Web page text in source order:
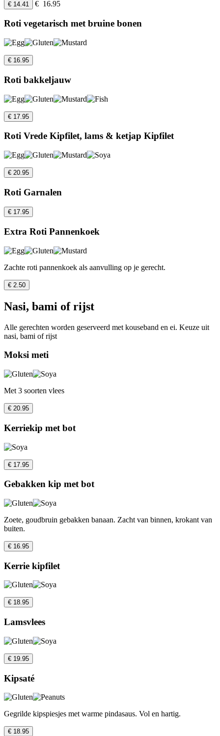
€ 14.41 € 16.95
Roti vegetarisch met bruine bonen
€ 16.95
Roti bakkeljauw
€ 17.95
Roti Vrede Kipfilet, lams & ketjap Kipfilet
€ 20.95
Roti Garnalen
€ 17.95
Extra Roti Pannenkoek
Zachte roti pannenkoek als aanvulling op je gerecht.
€ 2.50
Nasi, bami of rijst
Alle gerechten worden geserveerd met kouseband en ei. Keuze uit
nasi, bami of rijst
Moksi meti
Met 3 soorten vlees
€ 20.95
Kerriekip met bot
€ 17.95
Gebakken kip met bot
Zoete, goudbruin gebakken banaan. Zacht van binnen, krokant van
buiten.
€ 16.95
Kerrie kipfilet
€ 18.95
Lamsvlees
€ 19.95
Kipsaté
Gegrilde kipspiesjes met warme pindasaus. Vol en hartig.
€ 18.95